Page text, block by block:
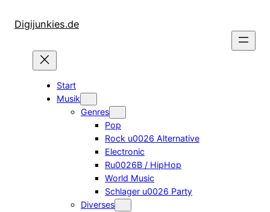
InhaltDigijunkies.de
Start
Musik
Genres
Pop
Rock u0026 Alternative
Electronic
Ru0026B / HipHop
World Music
Schlager u0026 Party
Diverses